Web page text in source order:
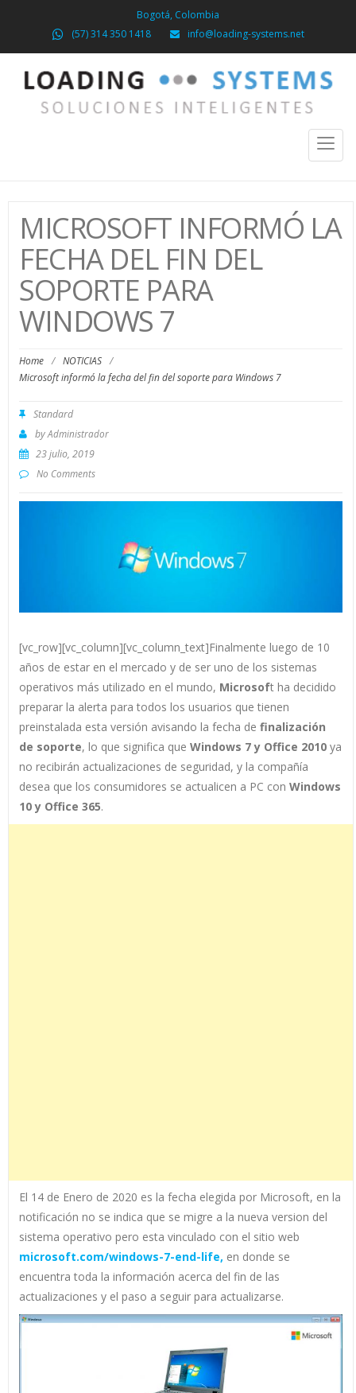
Bogotá, Colombia
(57) 314 350 1418
info@loading-systems.net
Toggle
MICROSOFT INFORMÓ LA
FECHA DEL FIN DEL
SOPORTE PARA
WINDOWS 7
Home / NOTICIAS /
Microsoft informó la fecha del fin del soporte para Windows 7
Standard
byAdministrador
23 julio, 2019
No Comments
[vc_row][vc_column][vc_column_text]Finalmente luego de 10
años de estar en el mercado y de ser uno de los sistemas
operativos más utilizado en el mundo, Microsoft ha decidido
preparar la alerta para todos los usuarios que tienen
preinstalada esta versión avisando la fecha de finalización
de soporte, lo que significa que Windows 7 y Office 2010ya
no recibirán actualizaciones de seguridad, y la compañía
desea que los consumidores se actualicen a PC con Windows
10 y Office 365.
El 14 de Enero de 2020 es la fecha elegida por Microsoft, en la
notificación no se indica que se migre a la nueva version del
sistema operativo pero esta vinculado con el sitio web
microsoft.com/windows-7-end-life, en donde se
encuentra toda la información acerca del fin de las
actualizaciones y el paso a seguir para actualizarse.